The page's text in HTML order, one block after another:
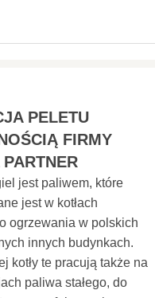
PELETU
FIRMY
jest paliwem, które
jest w kotłach
ogrzewania w polskich
innych budynkach.
kotły te pracują także na
paliwa stałego, do